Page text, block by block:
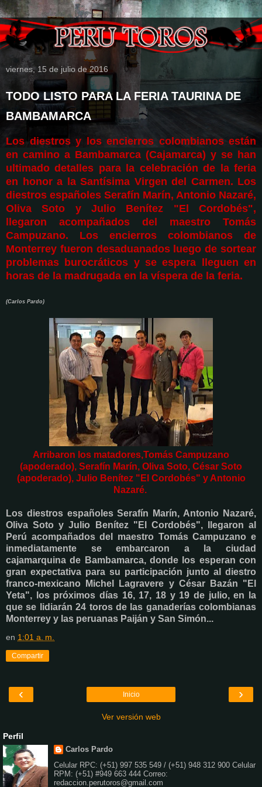
viernes, 15 de julio de 2016
TODO LISTO PARA LA FERIA TAURINA DE
BAMBAMARCA
Los diestros y l os encierros colombianos están
en camino a Bambamarca (Cajamarca) y se han
ultimado detalles para la celebración de la feria
en honor a la Santísima Virgen del Carmen. Los
diestros españoles Serafín Marín, Antonio Nazaré,
Oliva Soto y Julio Benítez "El Cordobés",
llegaron acompañados del maestro Tomás
Campuzano. Los encierros colombianos de
Monterrey fueron desaduanados luego de sortear
problemas burocráticos y se espera lleguen en
horas de la madrugada en la víspera de la feria.
(Carlos Pardo)
Arribaron los matadores,Tomás Campuzano
(apoderado), Serafín Marín, Oliva Soto, César Soto
(apoderado), Julio Benítez "El Cordobés" y Antonio
Nazaré.
Los diestros españoles Serafín Marín, Antonio Nazaré,
Oliva Soto y Julio Benítez "El Cordobés", llegaron al
Perú acompañados del maestro Tomás Campuzano e
inmediatamente se embarcaron a la ciudad
cajamarquina de Bambamarca, donde los esperan con
gran expectativa para su participación junto al diestro
franco-mexicano Michel Lagravere y César Bazán "El
Yeta", los próximos días 16, 17, 18 y 19 de julio, en la
que se lidiarán 24 toros de las ganaderías colombianas
Monterrey y las peruanas Paiján y San Simón...
en 1:01 a. m.
Compartir
‹ ›
Inicio
Ver versión web
Perfil
Carlos Pardo
Celular RPC: (+51) 997 535 549 / (+51) 948 312 900 Celular
RPM: (+51) #949 663 444 Correo:
redaccion.perutoros@gmail.com